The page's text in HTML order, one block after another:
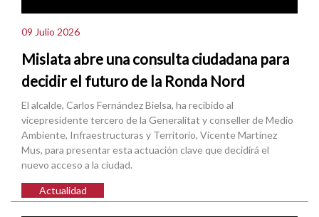
09 Julio 2026
Mislata abre una consulta ciudadana para
decidir el futuro de la Ronda Nord
El alcalde, Carlos Fernández Bielsa, ha recibido al
vicepresidente tercero de la Generalitat y conseller de Medio
Ambiente, Infraestructuras y Territorio, Vicente Martínez
Mus, para presentar esta actuación clave que decidirá el
nuevo acceso a la ciudad.
Actualidad